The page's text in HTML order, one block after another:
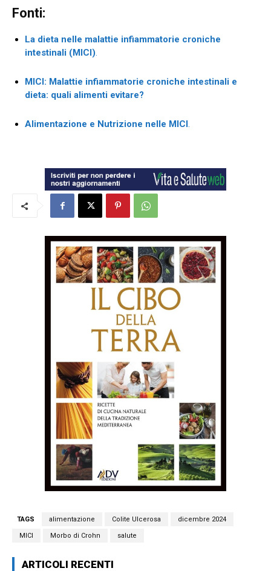
Fonti:
La dieta nelle malattie infiammatorie croniche
intestinali (MICI).
MICI: Malattie infiammatorie croniche intestinali e
dieta: quali alimenti evitare?
Alimentazione e Nutrizione nelle MICI.
TAGS alimentazione Colite Ulcerosa dicembre 2024
MICI Morbo di Crohn salute
ARTICOLI RECENTI